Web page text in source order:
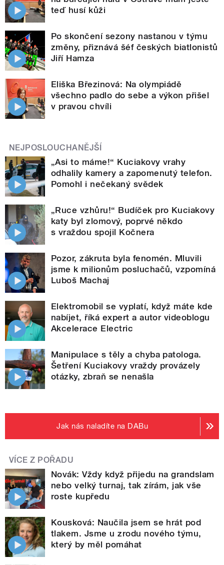
teď husí kůži
Po skončení sezony nastanou v týmu
změny, přiznává šéf českých biatlonistů
Jiří Hamza
Eliška Březinová: Na olympiádě
všechno padlo do sebe a výkon přišel
v pravou chvíli
NEJPOSLOUCHANĚJŠÍ
„Asi to máme!“ Kuciakovy vrahy
odhalily kamery a zapomenutý telefon.
Pomohl i nečekaný svědek
„Ruce vzhůru!“ Budíček pro Kuciakovy
katy byl zlomový, poprvé někdo
s vraždou spojil Kočnera
Pozor, zákruta byla fenomén. Mluvili
jsme k milionům posluchačů, vzpomíná
Luboš Machaj
Elektromobil se vyplatí, když máte kde
nabíjet, říká expert a autor videoblogu
Akcelerace Electric
Manipulace s těly a chyba patologa.
Šetření Kuciakovy vraždy provázely
otázky, zbraň se nenašla
Jak nás naladíte na DABu
VÍCE Z POŘADU
Novák: Vždy když přijedu na grandslam
nebo velký turnaj, tak zírám, jak vše
roste kupředu
Kousková: Naučila jsem se hrát pod
tlakem. Jsme u zrodu nového týmu,
který by měl pomáhat